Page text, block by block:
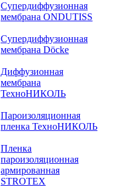
Супердиффузионная
мембрана ONDUTISS
Супердиффузионная
мембрана Döcke
Диффузионная
мембрана
ТехноНИКОЛЬ
Пароизоляционная
пленка ТехноНИКОЛЬ
Пленка
пароизоляционная
армированная
STROTEX